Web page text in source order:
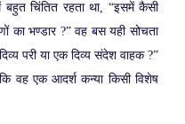
चिंतित रहता था, “इसमें कैसी
का भण्डार ?” वह बस यही सोचता
परी या एक दिव्य संदेश वाहक ?”
वह एक आदर्श कन्या किसी विशेष